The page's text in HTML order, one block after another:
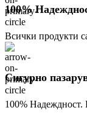
100%
Всички продукти
Сигурно
100% Надеждност.